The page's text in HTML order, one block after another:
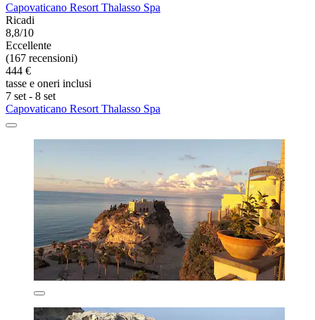
Capovaticano Resort Thalasso Spa
Ricadi
8,8/10
Eccellente
(167 recensioni)
444 €
tasse e oneri inclusi
7 set - 8 set
Capovaticano Resort Thalasso Spa